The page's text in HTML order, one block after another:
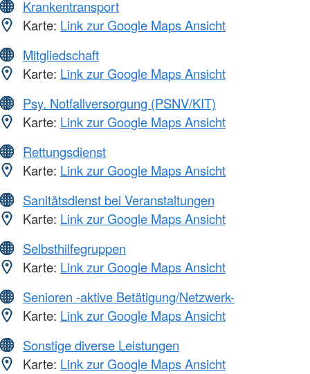
Krankentransport
Karte: Link zur Google Maps Ansicht
Mitgliedschaft
Karte: Link zur Google Maps Ansicht
Psy. Notfallversorgung (PSNV/KIT)
Karte: Link zur Google Maps Ansicht
Rettungsdienst
Karte: Link zur Google Maps Ansicht
Sanitätsdienst bei Veranstaltungen
Karte: Link zur Google Maps Ansicht
Selbsthilfegruppen
Karte: Link zur Google Maps Ansicht
Senioren -aktive Betätigung/Netzwerk-
Karte: Link zur Google Maps Ansicht
Sonstige diverse Leistungen
Karte: Link zur Google Maps Ansicht